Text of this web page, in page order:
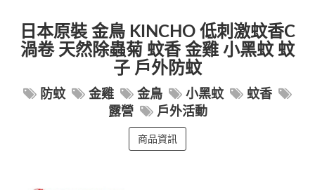
日本原裝 金鳥 KINCHO 低刺激蚊香C
渦卷 天然除蟲菊 蚊香 金雞 小黑蚊 蚊
子 戶外防蚊
防蚊 金雞 金鳥 小黑蚊
蚊香
露營
戶外活動
商品資訊